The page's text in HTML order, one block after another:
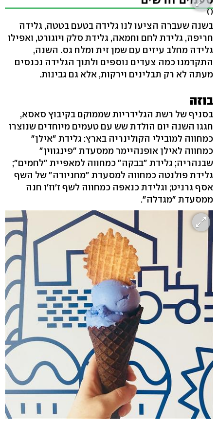
( )
בשנה שעברה הציעו לנו גלידה בטעם בטטה, גלידה
חריפה, גלידת לחם וחמאה, גלידת סלק ויוגורט, ואפילו
גלידה מחלב עיזים עם שמן זית ומלח גס. השנה,
התקדמנו כמה צעדים נוספים ולתוך הגלידה נכנסים
מעתה לא רק תבלינים וירקות, אלא גם גבינות.
בוזה
בסניף של רשת הגלידריות שממוקם בקיבוץ סאסא,
חגגו השנה יום הולדת שש עם טעמים מיוחדים שנוצרו
כמחווה למובילי הקולינריה בארץ: גלידת "אילן"
כמחווה לאילן אופנהיימר ממסעדת "פינגווין"
שבנהריה; גלידת "בבקה" כמחווה למאפיית "לחמים";
גלידת פולנטה כמחווה למסעדת "מחניודה" של השף
אסף גרניט; וגלידת כנאפה כמחווה לשף ז'וז'ו חנה
ממסעדת "מגדלה".